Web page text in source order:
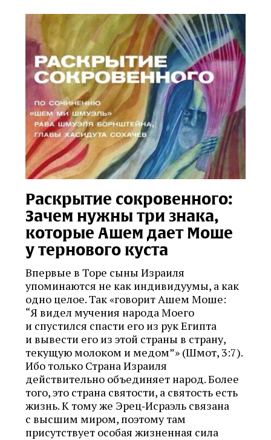
Раскрытие сокровенного:
Зачем нужны три знака,
которые Ашем дает Моше
у тернового куста
Впервые в Торе сыны Израиля
упоминаются не как индивидуумы, а как
одно целое. Так «говорит Ашем Моше:
“Я видел мучения народа Моего
и спустился спасти его из рук Египта
и вывести его из этой страны в страну,
текущую молоком и медом”» (Шмот, 3:7).
Ибо только Страна Израиля
действительно объединяет народ. Более
того, это страна святости, а святость есть
жизнь. К тому же Эрец‑Исраэль связана
с высшим миром, поэтому там
присутствует особая жизненная сила